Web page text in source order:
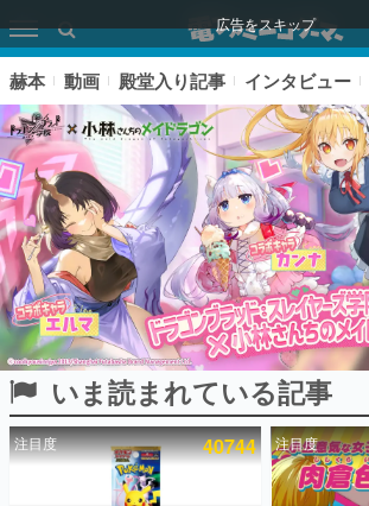
広告をスキップ
ピックアップ
電ファミのいま読まれている記事ランキング
赫本 動画 殿堂入り記事 インタビュー
いま読まれている記事
注目度 40744 注目度